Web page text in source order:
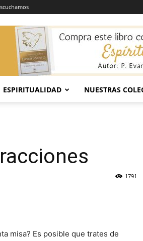
ESPIRITUALIDAD NUESTRAS
1791
misa? Es posible que trates de